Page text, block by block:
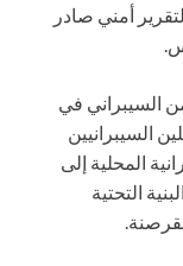
أمني صادر
السيبراني في
السيبرانيين
المحلية إلى
التحتية